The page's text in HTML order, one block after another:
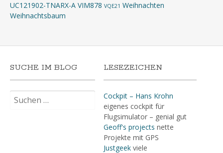
UC121902-TNARX-A VIM878 VQE21 Weihnachten
Weihnachtsbaum
SUCHE IM BLOG
nach:
LESEZEICHEN
Cockpit – Hans Krohn
eigenes cockpit für
Flugsimulator – genial gut
Geoff's projects nette
Projekte mit GPS
Justgeekviele